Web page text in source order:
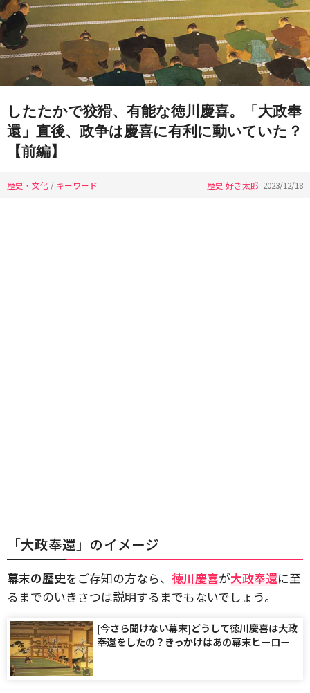
したたかで狡猾、有能な徳川慶喜。「大政奉
還」直後、政争は慶喜に有利に動いていた？
【前編】
歴史・文化 / キーワード 歴史 好き太郎 2023/12/18
「大政奉還」のイメージ
幕末の歴史をご存知の方なら、 徳川慶喜が大政奉還に至
るまでのいきさつは説明するまでもないでしょう。
[今さら聞けない幕末]どうして徳川慶喜は大政
奉還をしたの？きっかけはあの幕末ヒーロー